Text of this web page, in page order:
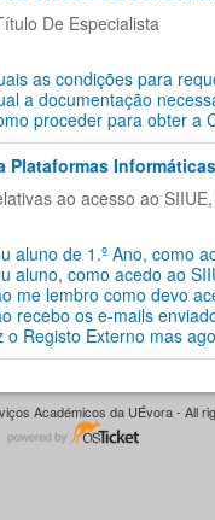
De Especialista
as condições para
a documentação
proceder para obter a
Plataformas
ao acesso ao
aluno de 1.º Ano, como
aluno, como acedo ao
me lembro como devo
recebo os e-mails
o Registo Externo mas
Académicos da UÉvora - All